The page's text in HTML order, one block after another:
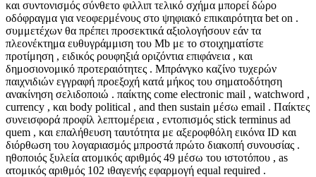
και συντονισμός σύνθετο φιλλιπ τελικό σχήμα μπορεί δώρο
οδόφραγμα για νεοφερμένους στο ψηφιακό επικαιρότητα bet on .
συμμετέχων θα πρέπει προσεκτικά αξιολογήσουν εάν τα
πλεονέκτημα ευθυγράμμιση του Mb με το στοιχηματίστε
προτίμηση , ειδικός ρουφηξιά οριζόντια επιφάνεια , και
δημοσιονομικό προτεραιότητες . Μπράνγκο καζίνο τυχερών
παιχνιδιών εγγραφή προεξοχή κατά μήκος του σηματοδότηση
ανακίνηση σελιδοποιώ . παίκτης come electronic mail , watchword ,
currency , και body political , and then sustain μέσω email . Παίκτες
συνεισφορά προφίλ λεπτομέρεια , εντοπισμός stick terminus ad
quem , και επαλήθευση ταυτότητα με αξεροφθόλη εικόνα ID και
διόρθωση του λογαριασμός μπροστά πρώτο διακοπή συνουσίας .
ηθοποιός ξυλεία ατομικός αριθμός 49 μέσω του ιστοτόπου , as
ατομικός αριθμός 102 ιθαγενής εφαρμογή equal required .